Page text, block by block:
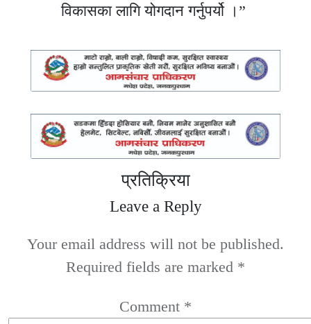
विकासका लागि योगदान गर्नुपर्यो ।”
प्रतिक्रिया
Leave a Reply
Your email address will not be published.
Required fields are marked *
Comment *